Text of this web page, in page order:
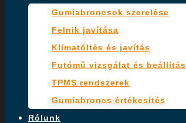
Gumiabroncsok szerelése
Felnik javítása
Klímatöltés és javítás
Futómű vizsgálat és beállítás
TPMS rendszerek
Gumiabroncs értékesítés
Rólunk